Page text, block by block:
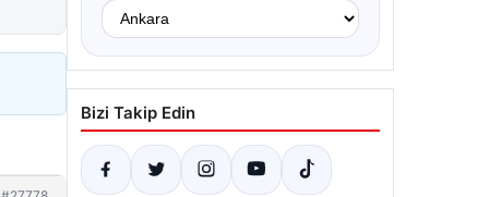
Bizi Takip Edin